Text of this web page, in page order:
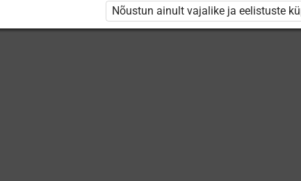
Nõustun ainult vajalike ja eelistuste